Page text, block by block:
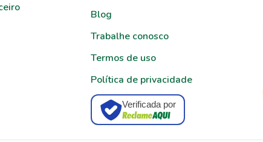
Blog
Trabalhe conosco
Termos de uso
Política de privacidade
Verificada por